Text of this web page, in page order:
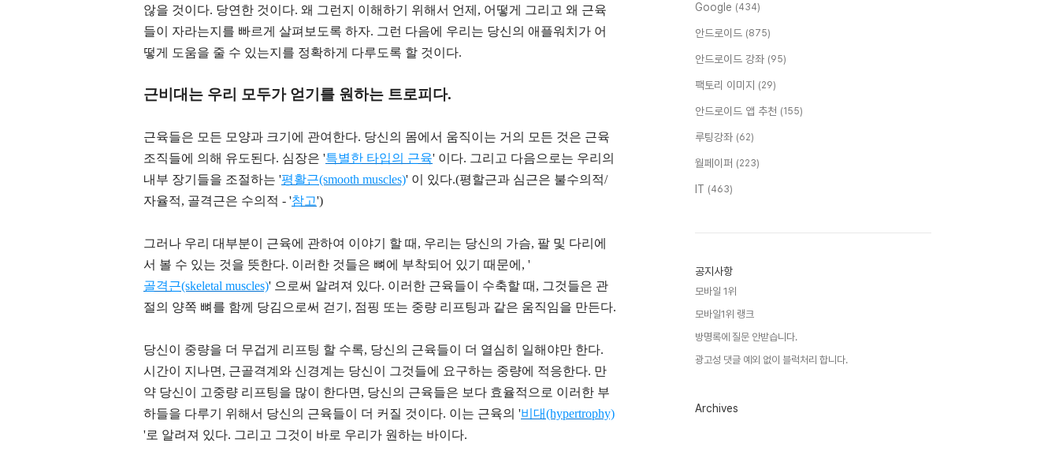
않을 것이다. 당연한 것이다. 왜 그런지 이해하기 위해서 언제, 어떻게 그리고 왜 근육
들이 자라는지를 빠르게 살펴보도록 하자. 그런 다음에 우리는 당신의 애플워치가 어
떻게 도움을 줄 수 있는지를 정확하게 다루도록 할 것이다.
근비대는 우리 모두가 얻기를 원하는 트로피다.
근육들은 모든 모양과 크기에 관여한다. 당신의 몸에서 움직이는 거의 모든 것은 근육
조직들에 의해 유도된다. 심장은 '특별한 타입의 근육' 이다. 그리고 다음으로는 우리의
내부 장기들을 조절하는 '평활근(smooth muscles)' 이 있다.(평할근과 심근은 불수의적/
자율적, 골격근은 수의적 - '참고')
그러나 우리 대부분이 근육에 관하여 이야기 할 때, 우리는 당신의 가슴, 팔 및 다리에
서 볼 수 있는 것을 뜻한다. 이러한 것들은 뼈에 부착되어 있기 때문에, '
골격근(skeletal muscles)' 으로써 알려져 있다. 이러한 근육들이 수축할 때, 그것들은 관
절의 양쪽 뼈를 함께 당김으로써 걷기, 점핑 또는 중량 리프팅과 같은 움직임을 만든다.
당신이 중량을 더 무겁게 리프팅 할 수록, 당신의 근육들이 더 열심히 일해야만 한다.
시간이 지나면, 근골격계와 신경계는 당신이 그것들에 요구하는 중량에 적응한다. 만
약 당신이 고중량 리프팅을 많이 한다면, 당신의 근육들은 보다 효율적으로 이러한 부
하들을 다루기 위해서 당신의 근육들이 더 커질 것이다. 이는 근육의 '비대(hypertrophy)
'로 알려져 있다. 그리고 그것이 바로 우리가 원하는 바이다.
Google (434)
안드로이드 (875)
안드로이드 강좌 (95)
팩토리 이미지 (29)
안드로이드 앱 추천 (155)
루팅강좌 (62)
월페이퍼 (223)
IT (463)
공지사항
모바일 1위
모바일1위 랭크
방명록에 질문 안받습니다.
광고성 댓글 예외 없이 블럭처리 합니다.
Archives